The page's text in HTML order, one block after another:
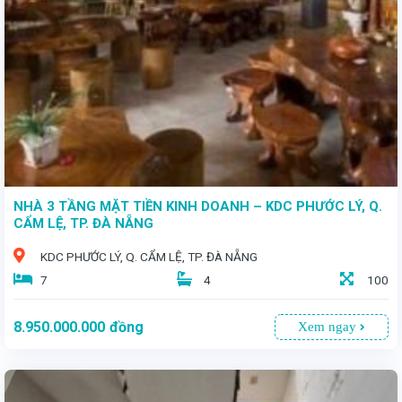
NHÀ 3 TẦNG MẶT TIỀN KINH DOANH – KDC PHƯỚC LÝ, Q.
CẨM LỆ, TP. ĐÀ NẴNG
KDC PHƯỚC LÝ, Q. CẨM LỆ, TP. ĐÀ NẴNG
7
4 100
8.950.000.000 đồng Xem ngay